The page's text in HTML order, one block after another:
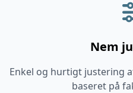
Nem
Enkel og hurtigt justering
baseret på